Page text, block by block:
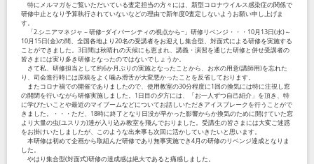
特にメルマガをご覧いただいている査定担当の方々には、新型コロナウイルス感染症の関係で
研修中止となり予算執行されていないなどの理由で新年度0査定しないようお願い申し上げま
す。
「2.シニアマネジャ－研修~ダイバーシティの視点から~」研修リベンジ・・・10月13日(水)～
10月15日(金)の間、全国各地より20名の受講者をお迎えし集合型、対面式による研修を実施する
ことができました。3日間は秋晴れの天候にも恵まれ、講義・演習を通じた研修と併せ受講者の
皆さまには実り多き研修となったのではないでしょうか。
さて私、研修担当として約6か月ぶりの実施となったことから、お水の用意(講師用)を忘れた
り、司会進行時には原稿をよく噛み滑舌が大変悪かったことを反省しております。
またコロナ禍での開催でありましたので、使用教室の30分程度に1回の換気には特に注視し窓
の開閉を行いながら研修実施しました。1日目の夕方には、「お一人ずつ自己紹介」を頂き、特
に学びたいことや最近のマイブームなどについてお話しいただきアイスブレークを行うことがで
きました。・・・ただ、18時に終了となり日没が早かった影響からか換気のために開けていた窓
より大量の虫(ユスリカ)達が入り込み教室を飛んでおりました。受講生の皆さまには大変ご迷惑
をお掛けいたしましたが、このような出来事も次回に活かしていきたいと思います。
本研修は初めて企画から取組んだ研修であり無事実施でき4月の研修のリベンジ達成となりま
した。
やはり集合型(対面式)研修の達成感は絶大であると痛感しました。